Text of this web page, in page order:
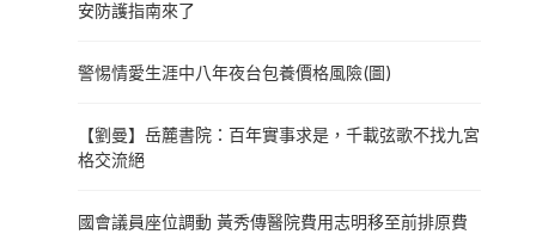
安防護指南來了
警惕情愛生涯中八年夜台包養價格風險(圖)
【劉曼】岳麓書院：百年實事求是，千載弦歌不找九宮
格交流絕
國會議員座位調動 黃秀傳醫院費用志明移至前排原費